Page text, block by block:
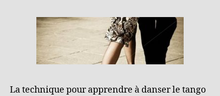
La technique pour apprendre à danser le tango